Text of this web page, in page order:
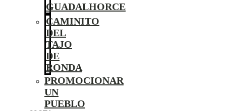
GUADALHORCE
CAMINITO
DEL
TAJO
DE
RONDA
PROMOCIONAR
UN
PUEBLO